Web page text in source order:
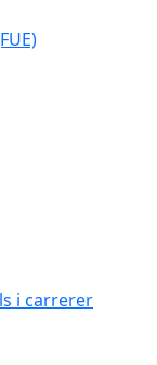
i carrerer